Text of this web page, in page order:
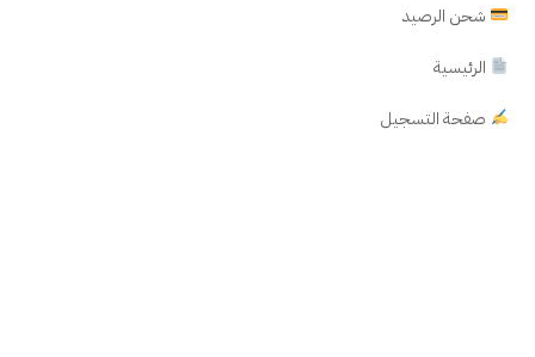
شحن الرصيد
الرئيسية
صفحة التسجيل